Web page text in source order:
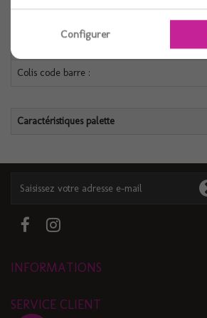
Colis code barre :
Caractéristiques palette
INFORMATIONS
SERVICE CLIENT
Configurer